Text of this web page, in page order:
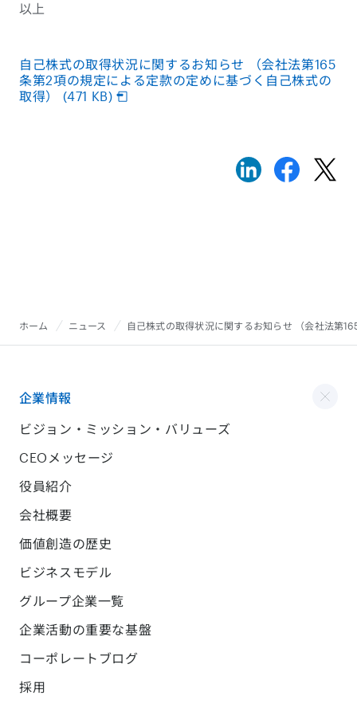
以上
自己株式の取得状況に関するお知らせ （会社法第165
条第2項の規定による定款の定めに基づく自己株式の
取得） (471 KB)
ホーム ニュース 自己株式の取得状況に関するお知らせ （会社法第
企業情報
ビジョン・ミッション・バリューズ
CEOメッセージ
役員紹介
会社概要
価値創造の歴史
ビジネスモデル
グループ企業一覧
企業活動の重要な基盤
コーポレートブログ
採用